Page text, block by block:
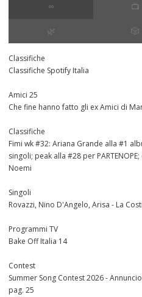
∞ 📺
🌿 🎲
Classifiche
Classifiche Spotify Italia
Amici 25
Che fine hanno fatto gli ex Amici di
Classifiche
Fimi wk #32: Ariana Grande alla #1
singoli; peak alla #28 per
Noemi
Singoli
Rovazzi, Nino D'Angelo, Arisa - La
Programmi TV
Bake Off Italia 14
Contest
Summer Song Contest 2026 -
pag. 25